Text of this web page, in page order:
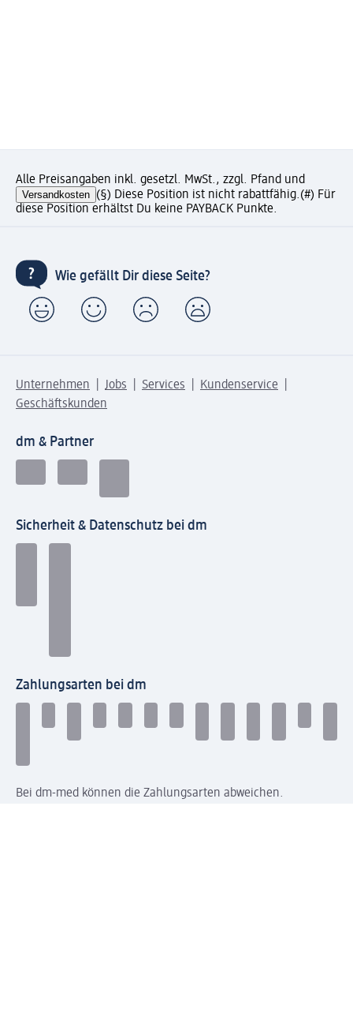
Alle Preisangaben inkl. gesetzl. MwSt., zzgl. Pfand und
Versandkosten (§) Diese Position ist nicht rabattfähig.(#) Für
diese Position erhältst Du keine PAYBACK Punkte.
Wie gefällt Dir diese Seite?
Unternehmen Jobs Services
Kundenservice
Geschäftskunden
dm & Partner
Sicherheit & Datenschutz bei dm
Zahlungsarten bei dm
Bei dm-med können die Zahlungsarten abweichen.